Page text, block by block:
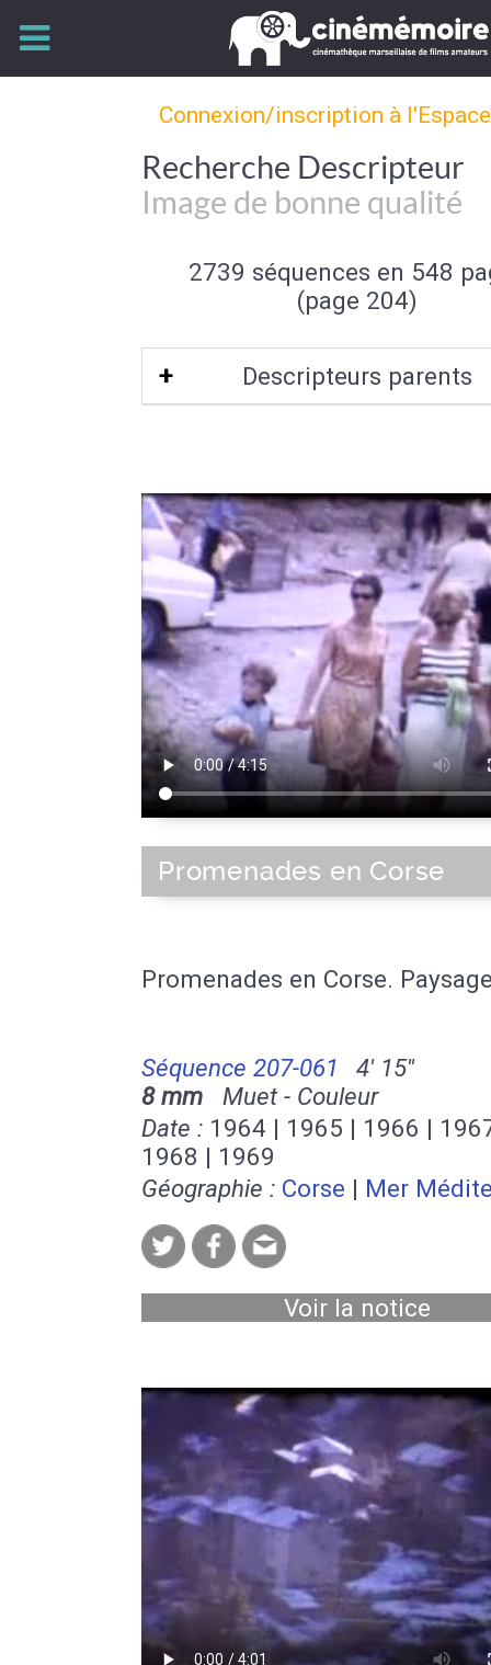
Connexion/inscription à
Recherche Descripteur
Image de bonne qualité
2739 séquences en 548
(page 204)
Descripteurs parents
Promenades en Corse
Promenades en Corse.
Séquence 207-061
4' 15''
8 mm Muet - Couleur
Date : 1964 | 1965 | 1966 |
1968 | 1969
Géographie : Corse | Mer
Voir la notice